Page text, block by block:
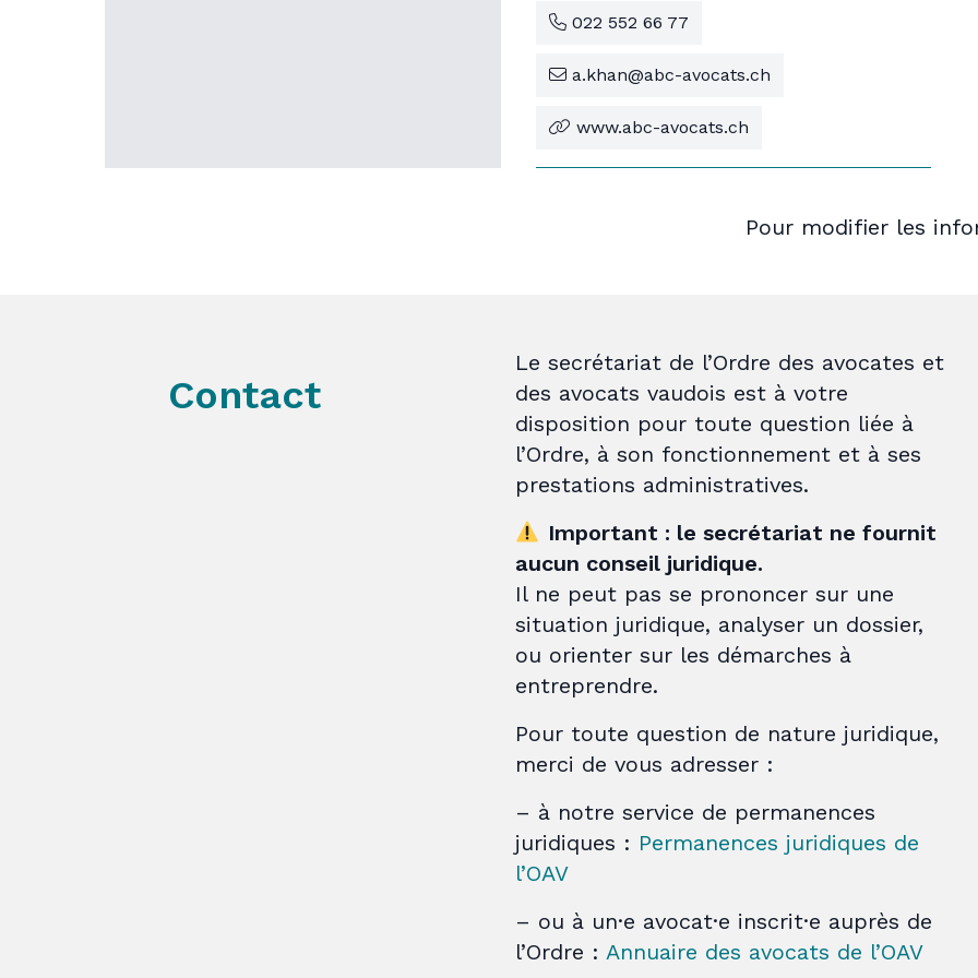
022 552 66 77
a.khan@abc-avocats.ch
www.abc-avocats.ch
Pour modifier les
Contact
Le secrétariat de l’Ordre des avocates et
des avocats vaudois est à votre
disposition pour toute question liée à
l’Ordre, à son fonctionnement et à ses
prestations administratives.
Important : le secrétariat ne fournit
aucun conseil juridique.
Il ne peut pas se prononcer sur une
situation juridique, analyser un dossier,
ou orienter sur les démarches à
entreprendre.
Pour toute question de nature juridique,
merci de vous adresser :
– à notre service de permanences
juridiques : Permanences juridiques de
l’OAV
– ou à un·e avocat·e inscrit·e auprès de
l’Ordre : Annuaire des avocats de l’OAV